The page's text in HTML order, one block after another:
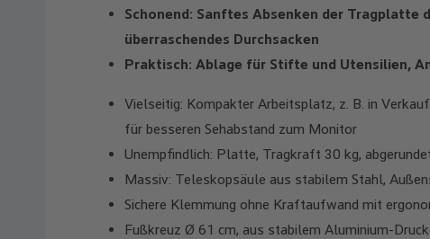
Schonend: Sanftes Absenken der Tragplatte
überraschendes Durchsacken
Praktisch: Ablage für Stifte und Utensilien,
Vielseitig: Kompakter Arbeitsplatz, z. B. in
für besseren Sehabstand zum Monitor
Unempfindlich: Platte, Tragkraft 30 kg,
Massiv: Teleskopsäule aus stabilem Stahl,
Sichere Klemmung ohne Kraftaufwand mit
Fußkreuz Ø 61 cm, aus stabilem Aluminium-